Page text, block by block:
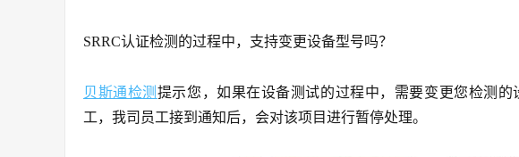
SRRC认证检测的过程中，支持变更设备型号吗？
贝斯通检测 提示您，如果在设备测试的过程中，需要变更您检测
工，我司员工接到通知后，会对该项目进行暂停处理。